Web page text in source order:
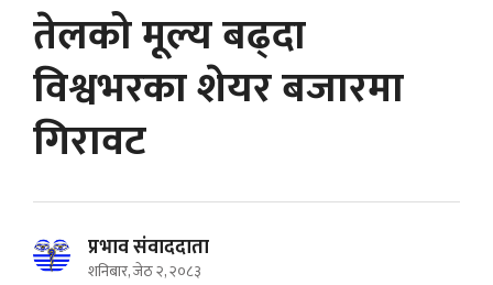
तेलको मूल्य बढ्दा
विश्वभरका शेयर बजारमा
गिरावट
प्रभाव संवाददाता
शनिबार, जेठ २, २०८३